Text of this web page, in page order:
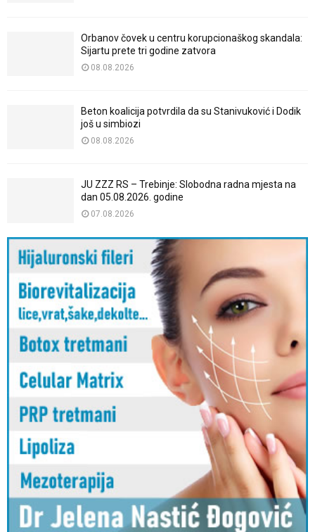
Orbanov čovek u centru korupcionaškog skandala:
Sijartu prete tri godine zatvora
08.08.2026
Beton koalicija potvrdila da su Stanivuković i Dodik
još u simbiozi
08.08.2026
JU ZZZ RS – Trebinje: Slobodna radna mjesta na
dan 05.08.2026. godine
07.08.2026